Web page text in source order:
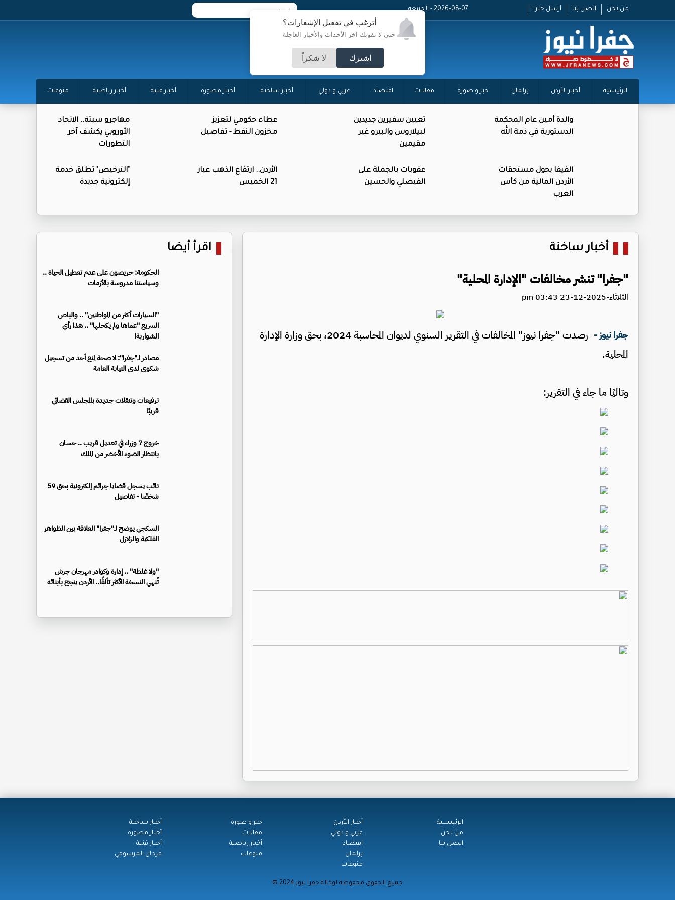
أترغب في تفعيل الإشعارات؟
حتى لا تفوتك آخر الأحداث والأخبار العاجلة
اشترك لا شكراً
من نحن اتصل بنا أرسل خبرا 2026-08-07 - الجمعة
الرئيسية أخبار الأردن برلمان خبر و صورة مقالات اقتصاد عربي و دولي أخبار ساخنة أخبار مصورة أخبار فنية أخبار رياضية منوعات
والدة أمين عام المحكمة
الدستورية في ذمة الله
تعيين سفيرين جديدين
لبيلاروس والبيرو غير
مقيمين
عطاء حكومي لتعزيز
مخزون النفط - تفاصيل
مهاجرو سبتة.. الاتحاد
الأوروبي يكشف آخر
التطورات
الفيفا يحول مستحقات
الأردن المالية من كأس
العرب
عقوبات بالجملة على
الفيصلي والحسين
الأردن.. ارتفاع الذهب عيار
21 الخميس
"الترخيص" تطلق خدمة
إلكترونية جديدة
أخبار ساخنة
"جفرا" تنشر مخالفات "الإدارة المحلية"
الثلاثاء-2025-12-23 03:43 pm
جفرا نيوز -
رصدت "جفرا نيوز" المخالفات في التقرير السنوي لديوان المحاسبة 2024، بحق وزارة الإدارة
المحلية.
وتاليًا ما جاء في التقرير:
اقرأ أيضا
الحكومة: حريصون على عدم تعطيل الحياة ..
وسياستنا مدروسة بالأزمات
"السيارات أكثر من المواطنين" .. والباص
السريع "عماها ولم يكحلها" .. هذا رأي
الشواربة!
مصادر لـ"جفرا": لا صحة لمنع أحد من تسجيل
شكوى لدى النيابة العامة
ترفيعات وتنقلات جديدة بالمجلس القضائي
قريبًا
خروج 7 وزراء في تعديل قريب .. حسان
بانتظار الضوء الأخضر من الملك
نائب يسجل قضايا جرائم إلكترونية بحق 59
شخصًا - تفاصيل
السكجي يوضح لـ"جفرا" العلاقة بين الظواهر
الفلكية والزلازل
"ولا غلطة" .. إدارة وكوادر مهرجان جرش
تُنهي النسخة الأكثر تألقًا.. الأردن ينجح بأبنائه
الرئيســية
من نحن
اتصل بنا
أخبار الأردن
عربي و دولي
اقتصاد
برلمان
منوعات
خبر و صورة
مقالات
أخبار رياضية
منوعات
أخبار ساخنة
أخبار مصورة
أخبار فنية
فرحان المرسومي
© جميع الحقوق محفوظة لوكالة جفرا نيوز 2024